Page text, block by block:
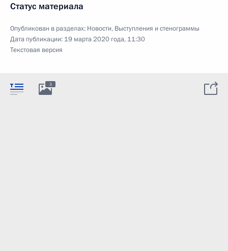
Статус материала
Опубликован в разделах: Новости, Выступления и стенограммы
Дата публикации: 19 марта 2020 года, 11:30
Текстовая версия
3